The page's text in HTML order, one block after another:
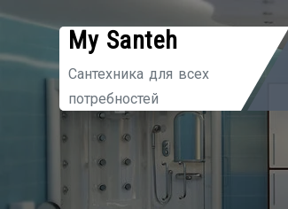
Перейти
содержимому
My Santeh
Сантехника для всех
потребностей